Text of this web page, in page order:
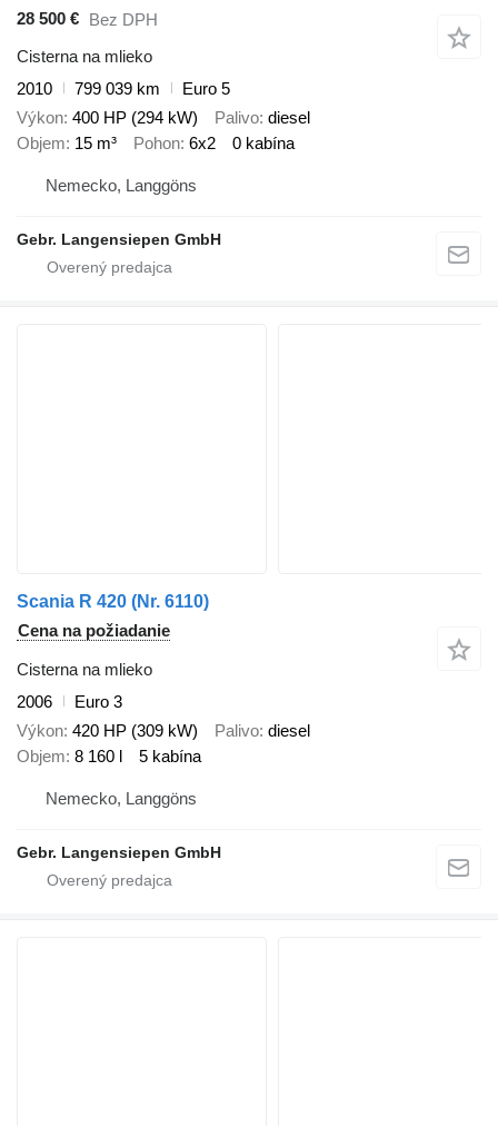
28 500 € Bez DPH
Cisterna na mlieko
2010
799 039 km
Euro 5
Výkon 400 HP (294 kW) Palivo diesel
Objem 15 m³ Pohon 6x2 0 kabína
Nemecko, Langgöns
Gebr. Langensiepen GmbH
Scania R 420 (Nr. 6110)
Cena na požiadanie
Cisterna na mlieko
2006
Euro 3
Výkon 420 HP (309 kW) Palivo diesel
Objem 8 160 l 5 kabína
Nemecko, Langgöns
Gebr. Langensiepen GmbH